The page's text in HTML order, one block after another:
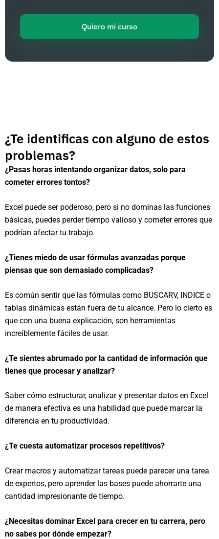
Quiero mi curso
¿Te identificas con alguno de estos
problemas?
¿Pasas horas intentando organizar datos, solo para
cometer errores tontos?
Excel puede ser poderoso, pero si no dominas las funciones
básicas, puedes perder tiempo valioso y cometer errores que
podrían afectar tu trabajo.
¿Tienes miedo de usar fórmulas avanzadas porque
piensas que son demasiado complicadas?
Es común sentir que las fórmulas como BUSCARV, INDICE o
tablas dinámicas están fuera de tu alcance. Pero lo cierto es
que con una buena explicación, son herramientas
increíblemente fáciles de usar.
¿Te sientes abrumado por la cantidad de información que
tienes que procesar y analizar?
Saber cómo estructurar, analizar y presentar datos en Excel
de manera efectiva es una habilidad que puede marcar la
diferencia en tu productividad.
¿Te cuesta automatizar procesos repetitivos?
Crear macros y automatizar tareas puede parecer una tarea
de expertos, pero aprender las bases puede ahorrarte una
cantidad impresionante de tiempo.
¿Necesitas dominar Excel para crecer en tu carrera, pero
no sabes por dónde empezar?